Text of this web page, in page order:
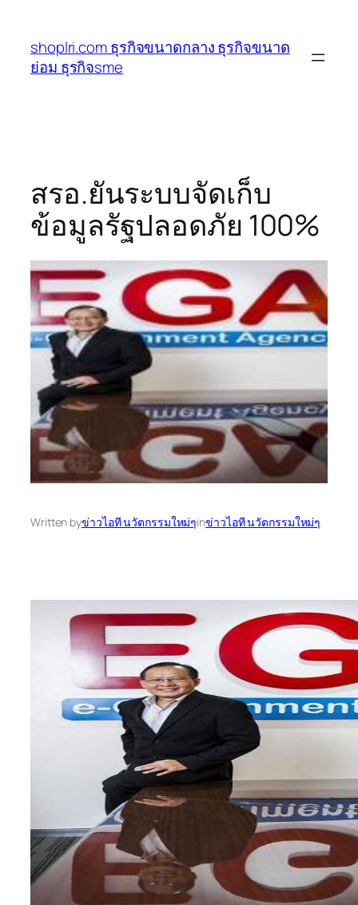
เนื้อหา
shoplri.com ธุรกิจขนาดกลาง ธุรกิจขนาด
ย่อม ธุรกิจsme
สรอ.ยันระบบจัดเก็บ
ข้อมูลรัฐปลอดภัย 100%
Written byข่าวไอที นวัตกรรมใหม่ๆinข่าวไอที นวัตกรรมใหม่ๆ